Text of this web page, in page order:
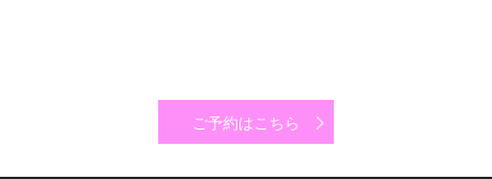
ご予約はこちら